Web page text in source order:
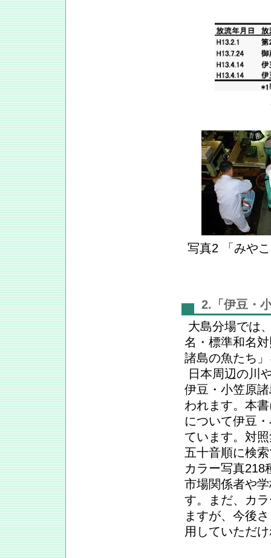
写真2 「みや
2.「伊豆・
大島分場では
名・標準和名
諸島の魚たち
日本周辺の川
伊豆・小笠原
われます。本
について伊豆
ています。対
五十音順に検
カラー写真218
市場関係者や
す。まだ、カ
ますが、今後
用していただ